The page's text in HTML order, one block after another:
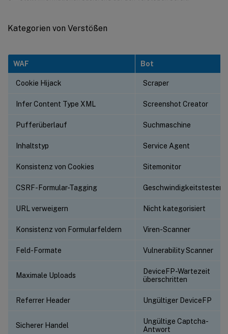
Kategorien von Verstößen
WAF Bot
Cookie Hijack Scraper
Infer Content Type XML Screenshot Creator
Pufferüberlauf Suchmaschine
Inhaltstyp Service Agent
Konsistenz von Cookies Sitemonitor
CSRF-Formular-Tagging Geschwindigkeitstester
URL verweigern Nicht kategorisiert
Konsistenz von Formularfeldern Viren-Scanner
Feld-Formate Vulnerability Scanner
Maximale Uploads
DeviceFP-Wartezeit
überschritten
Referrer Header Ungültiger DeviceFP
Sicherer Handel
Ungültige Captcha-
Antwort